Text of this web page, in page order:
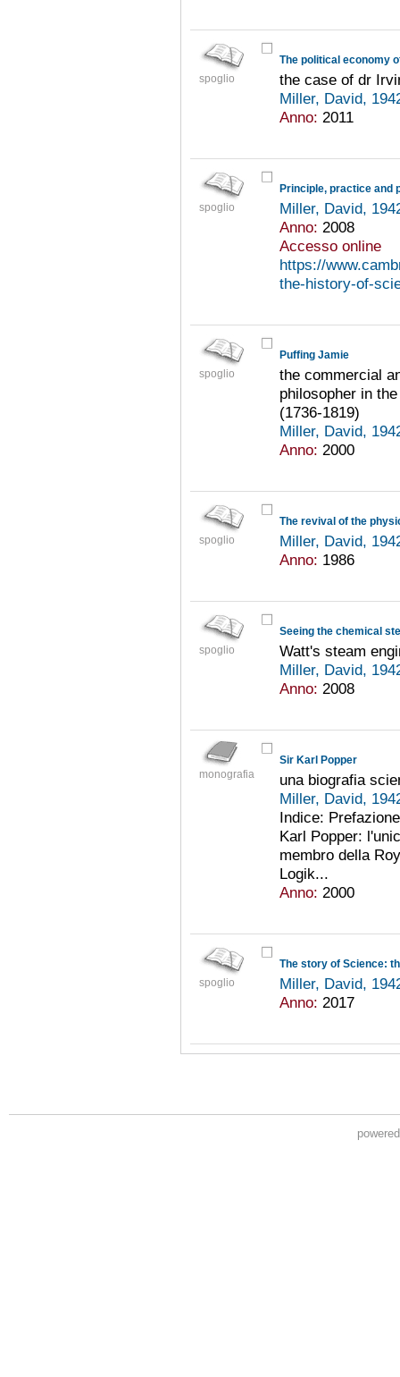
spoglio
The political economy
the case of dr
Miller, David,
Anno: 2011
spoglio
Miller, David,
Anno: 2008
Accesso online
https://
the-history-of-
spoglio
Puffing Jamie
the commercial
philosopher in
(1736-1819)
Miller, David,
Anno: 2000
spoglio
The revival of the
Miller, David,
Anno: 1986
spoglio
Seeing the chemical
Watt's steam
Miller, David,
Anno: 2008
monografia
Sir Karl Popper
una biografia
Miller, David,
Indice:
Karl Popper:
membro della
Logik...
Anno: 2000
spoglio
The story of Science:
Miller, David,
Anno: 2017